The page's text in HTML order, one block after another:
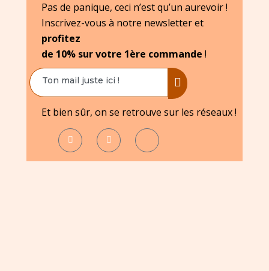
Pas de panique, ceci n’est qu’un aurevoir !
Inscrivez-vous à notre newsletter et
profitez
de 10% sur votre 1ère commande !
Et bien sûr, on se retrouve sur les réseaux !